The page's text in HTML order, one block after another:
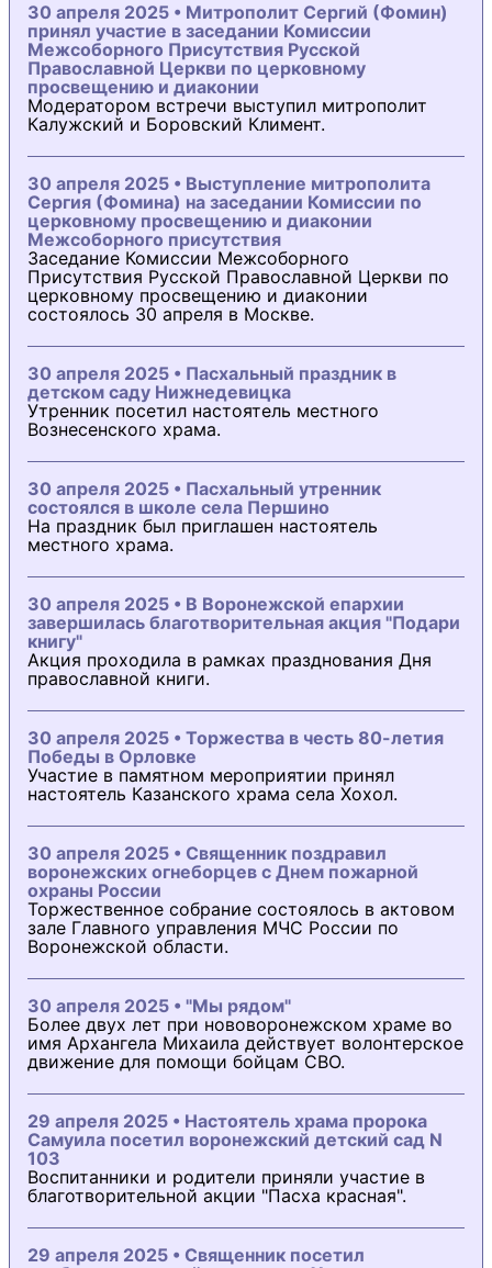
30 апреля 2025 • Митрополит Сергий (Фомин)
принял участие в заседании Комиссии
Межсоборного Присутствия Русской
Православной Церкви по церковному
просвещению и диаконии
Модератором встречи выступил митрополит
Калужский и Боровский Климент.
30 апреля 2025 • Выступление митрополита
Сергия (Фомина) на заседании Комиссии по
церковному просвещению и диаконии
Межсоборного присутствия
Заседание Комиссии Межсоборного
Присутствия Русской Православной Церкви по
церковному просвещению и диаконии
состоялось 30 апреля в Москве.
30 апреля 2025 • Пасхальный праздник в
детском саду Нижнедевицка
Утренник посетил настоятель местного
Вознесенского храма.
30 апреля 2025 • Пасхальный утренник
состоялся в школе села Першино
На праздник был приглашен настоятель
местного храма.
30 апреля 2025 • В Воронежской епархии
завершилась благотворительная акция "Подари
книгу"
Акция проходила в рамках празднования Дня
православной книги.
30 апреля 2025 • Торжества в честь 80-летия
Победы в Орловке
Участие в памятном мероприятии принял
настоятель Казанского храма села Хохол.
30 апреля 2025 • Священник поздравил
воронежских огнеборцев с Днем пожарной
охраны России
Торжественное собрание состоялось в актовом
зале Главного управления МЧС России по
Воронежской области.
30 апреля 2025 • "Мы рядом"
Более двух лет при нововоронежском храме во
имя Архангела Михаила действует волонтерское
движение для помощи бойцам СВО.
29 апреля 2025 • Настоятель храма пророка
Самуила посетил воронежский детский сад N
103
Воспитанники и родители приняли участие в
благотворительной акции "Пасха красная".
29 апреля 2025 • Священник посетил